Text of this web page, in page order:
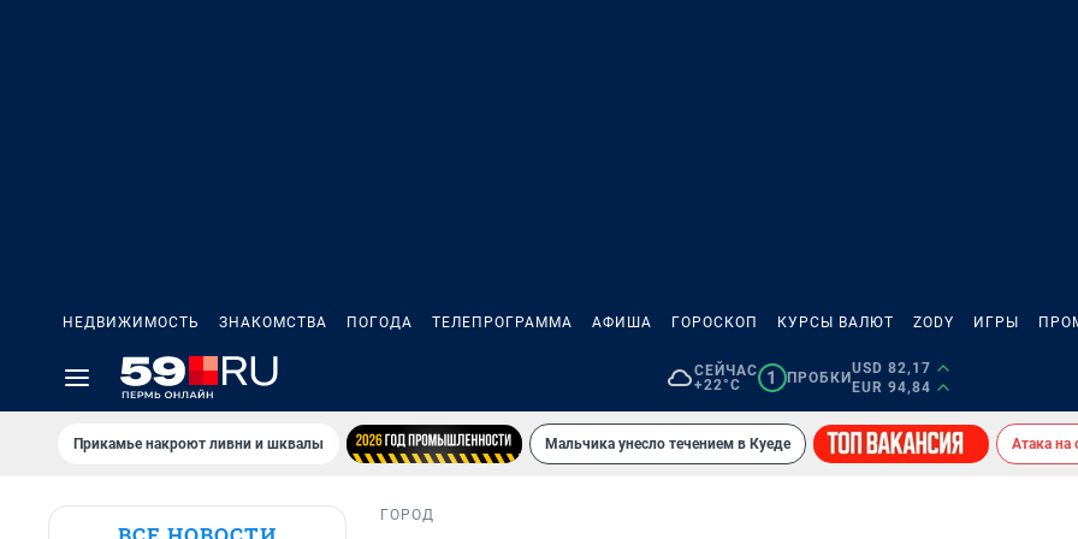
НЕДВИЖИМОСТЬ ЗНАКОМСТВА ПОГОДА ТЕЛЕПРОГРАММА АФИША ГОРОСКОП КУРСЫ ВАЛЮТ ZODY ИГРЫ
СЕЙЧАС
+22°C
1 ПРОБКИ
USD 82,17
EUR 94,84
Прикамье накроют ливни и шквалы Мальчика унесло течением в Куеде Атака на
ГОРОД